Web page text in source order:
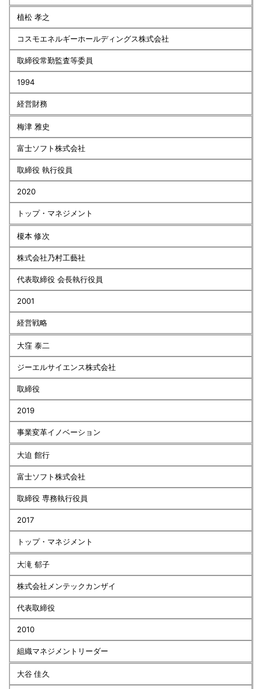
植松 孝之
コスモエネルギーホールディングス株式会社
取締役常勤監査等委員
1994
経営財務
梅津 雅史
富士ソフト株式会社
取締役 執行役員
2020
トップ・マネジメント
榎本 修次
株式会社乃村工藝社
代表取締役 会長執行役員
2001
経営戦略
大窪 泰二
ジーエルサイエンス株式会社
取締役
2019
事業変革イノベーション
大迫 館行
富士ソフト株式会社
取締役 専務執行役員
2017
トップ・マネジメント
大滝 郁子
株式会社メンテックカンザイ
代表取締役
2010
組織マネジメントリーダー
大谷 佳久